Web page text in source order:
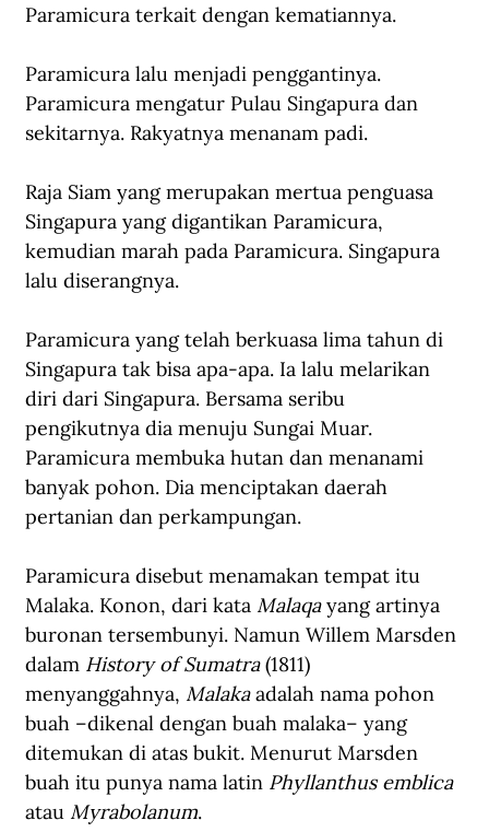
Paramicura terkait dengan kematiannya.
Paramicura lalu menjadi penggantinya.
Paramicura mengatur Pulau Singapura dan
sekitarnya. Rakyatnya menanam padi.
Raja Siam yang merupakan mertua penguasa
Singapura yang digantikan Paramicura,
kemudian marah pada Paramicura. Singapura
lalu diserangnya.
Paramicura yang telah berkuasa lima tahun di
Singapura tak bisa apa-apa. Ia lalu melarikan
diri dari Singapura. Bersama seribu
pengikutnya dia menuju Sungai Muar.
Paramicura membuka hutan dan menanami
banyak pohon. Dia menciptakan daerah
pertanian dan perkampungan.
Paramicura disebut menamakan tempat itu
Malaka. Konon, dari kata Malaqa yang artinya
buronan tersembunyi. Namun Willem Marsden
dalam History of Sumatra (1811)
menyanggahnya, Malaka adalah nama pohon
buah –dikenal dengan buah malaka– yang
ditemukan di atas bukit. Menurut Marsden
buah itu punya nama latin Phyllanthus emblica
atau Myrabolanum.